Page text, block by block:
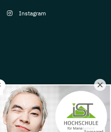
Instagram
Nutzungsbedingungen